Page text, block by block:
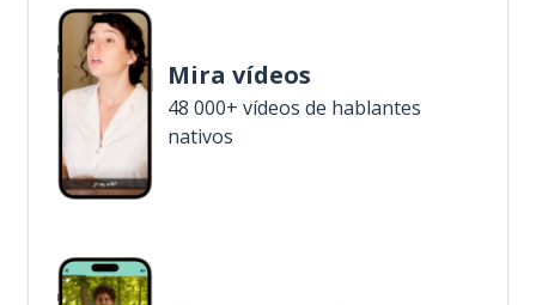
Mira vídeos
48 000+ vídeos de hablantes
nativos